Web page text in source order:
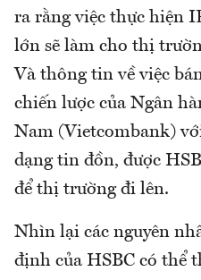
ra rằng việc thực hiện
lớn sẽ làm cho thị
Và thông tin về việc
chiến lược của Ngân
Nam (Vietcombank)
dạng tin đồn, được
để thị trường đi lên.
Nhìn lại các nguyên
định của HSBC có thể